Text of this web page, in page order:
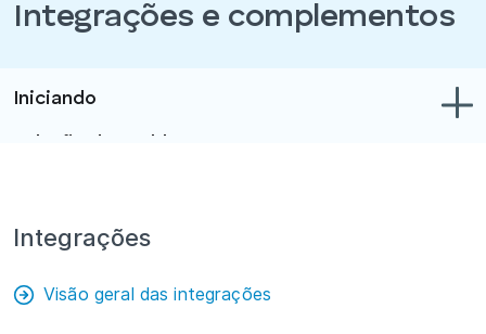
Integrações e complementos
Iniciando
Relatórios
Integrações
Visão geral das integrações